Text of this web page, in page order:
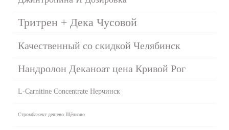
Тритрен + Дека Чусовой
Качественный со скидкой Челябинск
Нандролон Деканоат цена Кривой Рог
L-Carnitine Сoncentrate Нерчинск
Стромбажект дешево Щёлково